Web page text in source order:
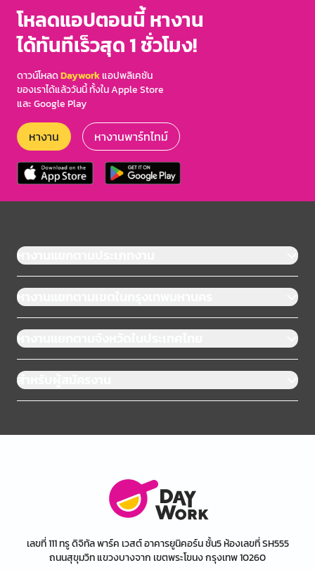
โหลดแอปตอนนี้ หางาน
ได้ทันทีเร็วสุด 1 ชั่วโมง!
ดาวน์โหลดDayworkแอปพลิเคชัน
ของเราได้แล้ววันนี้ ทั้งใน Apple Store
และ Google Play
หางาน หางานพาร์ทไทม์
หางานแยกตามประเภทงาน
หางานแยกตามเขตในกรุงเทพมหานคร
หางานแยกตามจังหวัดในประเทศไทย
สำหรับผู้สมัครงาน
เลขที่ 111 ทรู ดิจิทัล พาร์ค เวสต์ อาคารยูนิคอร์น ชั้น5 ห้องเลขที่ SH555
ถนนสุขุมวิท แขวงบางจาก เขตพระโขนง กรุงเทพ 10260